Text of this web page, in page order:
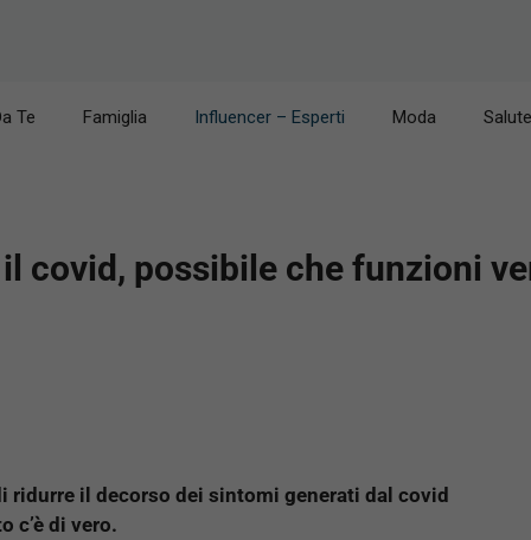
Te Famiglia Influencer – Esperti Moda
covid, possibile che funzioni
ridurre il decorso dei sintomi generati dal covid
c’è di vero.